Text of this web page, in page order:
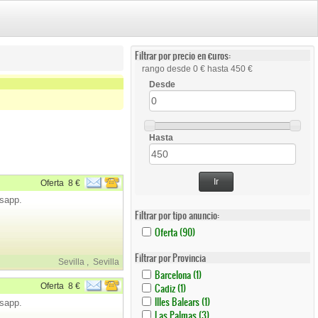
Oferta 8 €
Sevilla , Sevilla
Oferta 8 €
Filtrar por precio en €uros:
rango desde 0 € hasta 450 €
Desde
Hasta
Ir
Filtrar por tipo anuncio:
Apply
Oferta
Filter
Oferta (90)
Filtrar por Provincia
Apply
Barcelona
Filter
Barcelona (1)
Apply
Cadiz
Filter
Cadiz (1)
Cadiz
Filter
Apply
Illes
Illes Balears (1)
ApplyLas Palmas (3)